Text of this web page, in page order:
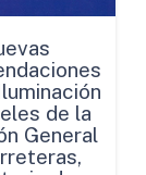
de la
General